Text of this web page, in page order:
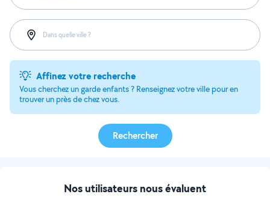
Dans quelle ville ?
Affinez votre recherche
Vous cherchez un garde enfants ? Renseignez votre ville pour en
trouver un près de chez vous.
Rechercher
Nos utilisateurs nous évaluent